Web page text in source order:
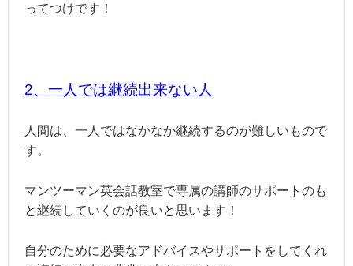
ってつけです！
2、一人では継続出来ない人
人間は、一人ではなかなか継続するのが難しいもので
す。
マンツーマン英会話教室で専属の講師のサポートのも
と継続していくのが良いと思います！
自分のために必要なアドバイスやサポートをしてくれ